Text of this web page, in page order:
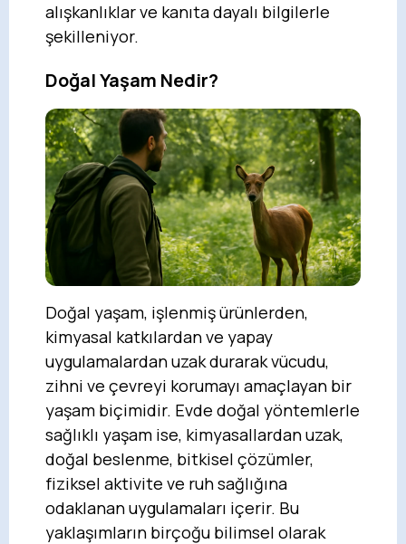
alışkanlıklar ve kanıta dayalı bilgilerle
şekilleniyor.
Doğal Yaşam Nedir?
Doğal yaşam, işlenmiş ürünlerden,
kimyasal katkılardan ve yapay
uygulamalardan uzak durarak vücudu,
zihni ve çevreyi korumayı amaçlayan bir
yaşam biçimidir. Evde doğal yöntemlerle
sağlıklı yaşam ise, kimyasallardan uzak,
doğal beslenme, bitkisel çözümler,
fiziksel aktivite ve ruh sağlığına
odaklanan uygulamaları içerir. Bu
yaklaşımların birçoğu bilimsel olarak